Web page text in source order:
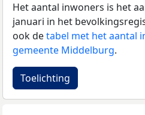
Het aantal inwoners is het
januari in het
ook detabel met het aantal
gemeente Middelburg.
Toelichting